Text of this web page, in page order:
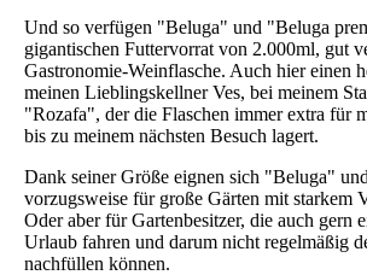
Und so verfügen "Beluga" und "Beluga
gigantischen Futtervorrat von 2.000ml, gut
Gastronomie-Weinflasche. Auch hier einen
meinen Lieblingskellner Ves, bei meinem
"Rozafa", der die Flaschen immer extra für
bis zu meinem nächsten Besuch lagert.
Dank seiner Größe eignen sich "Beluga"
vorzugsweise für große Gärten mit starkem
Oder aber für Gartenbesitzer, die auch gern
Urlaub fahren und darum nicht regelmäßig
nachfüllen können.